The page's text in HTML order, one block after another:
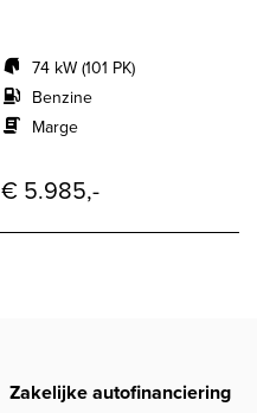
74 kW (101 PK)
Benzine
Marge
€ 5.985,-
Zakelijke autofinanciering